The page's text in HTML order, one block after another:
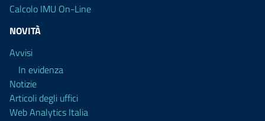
Calcolo IMU On-Line
NOVITÀ
Avvisi
In evidenza
Notizie
Articoli degli uffici
Web Analytics Italia